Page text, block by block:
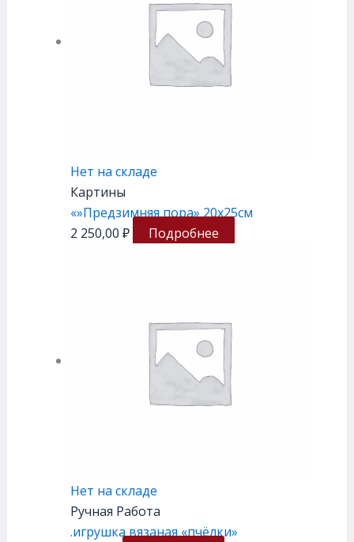
Нет на складе
Картины
«»Предзимняя пора» 20х25см
2 250,00 ₽ Подробнее
Нет на складе
Ручная Работа
.игрушка вязаная «пчёлки»